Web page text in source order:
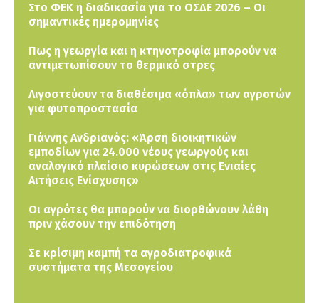
Στο ΦΕΚ η διαδικασία για το ΟΣΔΕ 2026 – Οι
σημαντικές ημερομηνίες
Πως η γεωργία και η κτηνοτροφία μπορούν να
αντιμετωπίσουν το θερμικό στρες
Λιγοστεύουν τα διαθέσιμα «όπλα» των αγροτών
για φυτοπροστασία
Γιάννης Ανδριανός: «Άρση διοικητικών
εμποδίων για 24.000 νέους γεωργούς και
αναλογικό πλαίσιο κυρώσεων στις Ενιαίες
Αιτήσεις Ενίσχυσης»
Οι αγρότες θα μπορούν να διορθώνουν λάθη
πριν χάσουν την επιδότηση
Σε κρίσιμη καμπή τα αγροδιατροφικά
συστήματα της Μεσογείου